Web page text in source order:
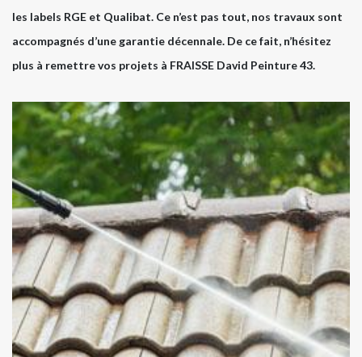
les labels RGE et Qualibat. Ce n’est pas tout, nos travaux sont
accompagnés d’une garantie décennale. De ce fait, n’hésitez
plus à remettre vos projets à FRAISSE David Peinture 43.